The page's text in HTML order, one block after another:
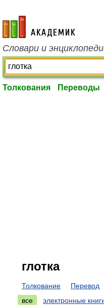
academic.ru
Словари и
Толкования Переводы
глотка
Толкование Перевод
все
электронные